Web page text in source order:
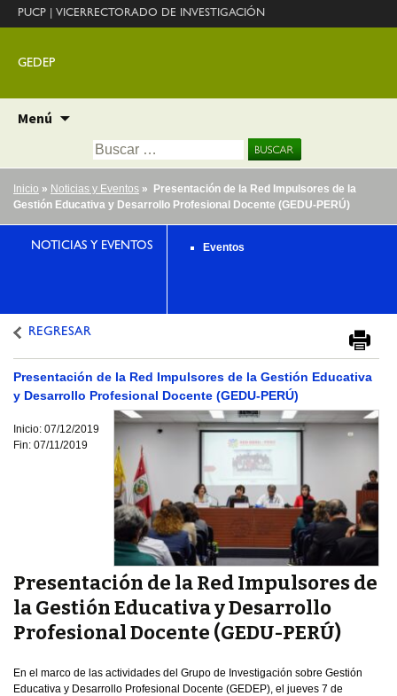
PUCP VICERRECTORADO DE INVESTIGACIÓN
GEDEP
Menú
contenido
Buscar:
Inicio » Noticias y Eventos » Presentación de la Red Impulsores de la
Gestión Educativa y Desarrollo Profesional Docente (GEDU-PERÚ)
NOTICIAS Y EVENTOS Eventos
REGRESAR
Presentación de la Red Impulsores de la Gestión Educativa
y Desarrollo Profesional Docente (GEDU-PERÚ)
Inicio: 07/12/2019
Fin: 07/11/2019
Presentación de la Red Impulsores de
la Gestión Educativa y Desarrollo
Profesional Docente (GEDU-PERÚ)
En el marco de las actividades del Grupo de Investigación sobre Gestión
Educativa y Desarrollo Profesional Docente (GEDEP), el jueves 7 de